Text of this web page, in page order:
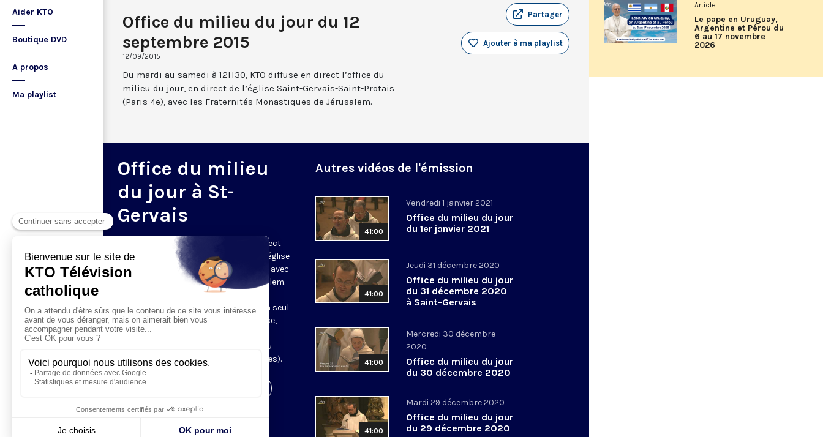
Aider KTO
Boutique DVD
A propos
Ma playlist
Office du milieu du jour du 12
septembre 2015
12/09/2015
Partager
Ajouter à ma playlist
Du mardi au samedi à 12H30, KTO diffuse en direct l’office du
milieu du jour, en direct de l’église Saint-Gervais-Saint-Protais
(Paris 4e), avec les Fraternités Monastiques de Jérusalem.
Office du milieu
du jour à St-
Gervais
Du mardi au samedi, KTO diffuse en direct
l’office du milieu du jour, en direct de l’église
Saint-Gervais-Saint-Protais (Paris 4e), avec
les Fraternités Monastiques de Jérusalem.
L’Office du Milieu du Jour regroupe, en
particulier, «au milieu du jour» et en un seul
office, les heures monastiques de Tierce,
Sexte et None. Il permet à l’Église de
retrouver son Seigneur entre l’office du
matin (Laudes) et l’office du soir (Vêpres).
Autres vidéos de l'émission
41:00
Vendredi 1 janvier 2021
Office du milieu du jour
du 1er janvier 2021
41:00
Jeudi 31 décembre 2020
Office du milieu du jour
du 31 décembre 2020
à Saint-Gervais
41:00
Mercredi 30 décembre
2020
Office du milieu du jour
du 30 décembre 2020
41:00
Mardi 29 décembre 2020
Office du milieu du jour
du 29 décembre 2020
Article
Le pape en Uruguay,
Argentine et Pérou du
6 au 17 novembre
2026